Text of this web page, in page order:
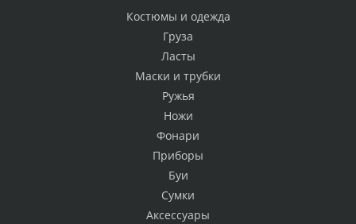
Костюмы и одежда
Груза
Ласты
Маски и трубки
Ружья
Ножи
Фонари
Приборы
Буи
Сумки
Аксессуары